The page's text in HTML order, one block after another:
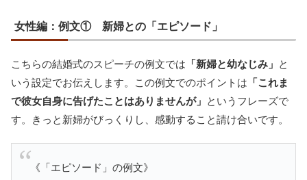
女性編：例文① 新婦との「エピソード」
こちらの結婚式のスピーチの例文では 「新婦と幼なじみ」 と
いう設定でお伝えします。この例文でのポイントは 「これま
で彼女自身に告げたことはありませんが」 というフレーズで
す。きっと新婦がびっくりし、感動すること請け合いです。
《「エピソード」の例文》